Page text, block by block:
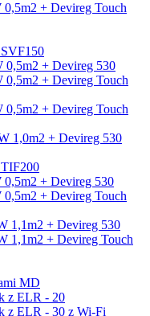
+ Devireg Touch
0,5m2 + Devireg 530
0,5m2 + Devireg Touch
0,5m2 + Devireg Touch
1,0m2 + Devireg 530
+ Devireg 530
+ Devireg Touch
1,1m2 + Devireg 530
1,1m2 + Devireg Touch
MD
z ELR - 20
z ELR - 30 z Wi-Fi